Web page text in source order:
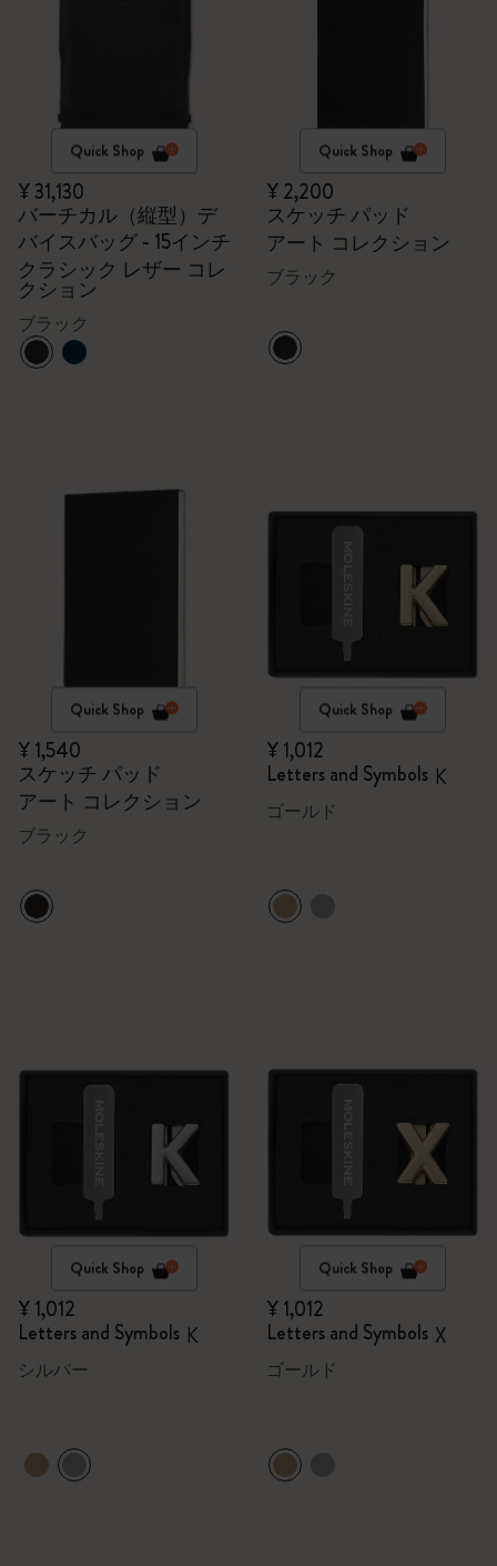
Quick Shop
¥ 31,130
バーチカル（縦型）デ
バイスバッグ - 15インチ
クラシック レザー コレ
クション
ブラック
Quick Shop
¥ 2,200
スケッチ パッド
アート コレクション
ブラック
Quick Shop
¥ 1,540
スケッチ パッド
アート コレクション
ブラック
Quick Shop
¥ 1,012
Letters and Symbols K
ゴールド
Quick Shop
¥ 1,012
Letters and Symbols K
シルバー
Quick Shop
¥ 1,012
Letters and Symbols X
ゴールド